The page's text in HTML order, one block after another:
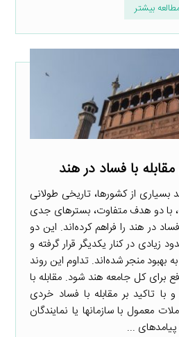
بیشتر
با فساد در هند
بسیاری از کشورها، تاریخی طولانی
با دو هدف متفاوت، بسترهای جدی
در هند را فراهم کرده‌اند. این دو
زیادی در کنار یکدیگر قرار گرفته و
بهبود منجر شده‌اند. تداوم این روند
برای کل جامعه هند شود. مقابله با
تاکید بر مقابله با فساد خردی
معمول با سازمانها یا نمایندگان
پیامدهای ...